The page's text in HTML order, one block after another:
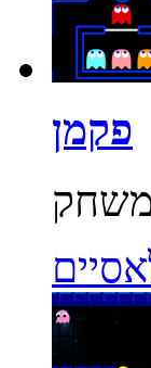
פקמן